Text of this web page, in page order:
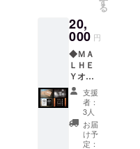
セット
※画像は
ジで
す。デ
ザイン
等が若
干異な
る場合
がござ
いま
す。 ◆
レス
レット
「ＭＡ
ＬＨＥ
Ｙ」 ※
オプ
ション
から、
お好き
なカ
ラーと
男性
る
20,
000 円
◆ＭＡ
ＬＨＥ
Ｙオー
ナーか
らのス
ペシャ
ルサン
クスレ
ター ※
支援
者：
3人
お届
け予
定：